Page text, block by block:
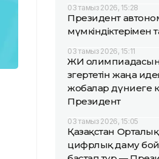
03 тамыз 2026, 15:28
Президент
мүмкіндіктерімен
03 тамыз 2026, 15:11
ЖИ
өзгертетін жаңа
жобалар дүниеге
Президент
03 тамыз 2026, 15:05
Қазақстан
цифрлық даму